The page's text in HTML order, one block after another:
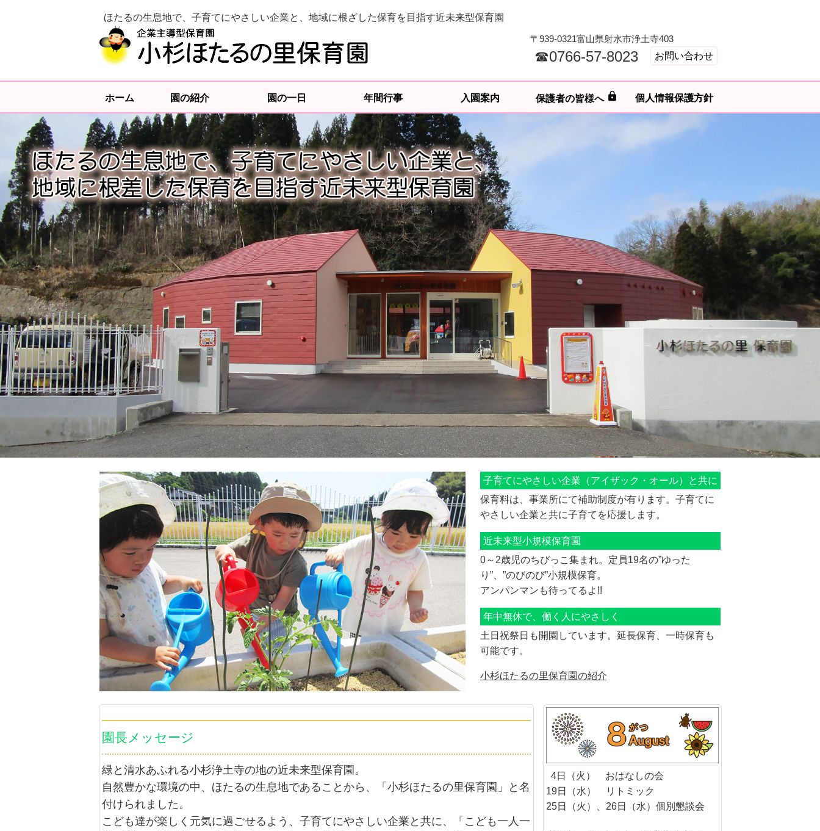
〒939-0321富山県射水市浄土寺403
ほたるの生息地で、子育てにやさしい企業と、地域に根ざした保育を目指す近未来型保育園
お問い合わせ
☎0766-57-8023
ホーム 園の紹介 園の一日 年間行事 入園案内 保護者の皆様へ lock 個人情報保護方針
子育てにやさしい企業（アイザック・オール）と共に
保育料は、事業所にて補助制度が有ります。子育てに
やさしい企業と共に子育てを応援します。
近未来型小規模保育園
0～2歳児のちびっこ集まれ。定員19名の”ゆった
り”、”のびのび”小規模保育。
アンパンマンも待ってるよ!!
年中無休で、働く人にやさしく
土日祝祭日も開園しています。延長保育、一時保育も
可能です。
小杉ほたるの里保育園の紹介
園長メッセージ
緑と清水あふれる小杉浄土寺の地の近未来型保育園。
自然豊かな環境の中、ほたるの生息地であることから、「小杉ほたるの里保育園」と名
付けられました。
こども達が楽しく元気に過ごせるよう、子育てにやさしい企業と共に、「こども一人一
4日（火） おはなしの会
19日（水） リトミック
25日（火）、26日（水）個別懇談会